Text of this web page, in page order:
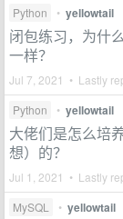
Python • yellowtail
闭包练习，为什
一样？
Jul 7, 2021 • Lastly
Python • yellowtail
大佬们是怎么培
想）的？
Jul 1, 2021 • Lastly
MySQL • yellowtail